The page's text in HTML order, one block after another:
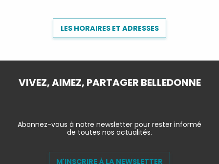
LES HORAIRES ET ADRESSES
VIVEZ, AIMEZ, PARTAGER BELLEDONNE
Abonnez-vous à notre newsletter pour rester informé
de toutes nos actualités.
M'INSCRIRE À LA NEWSLETTER